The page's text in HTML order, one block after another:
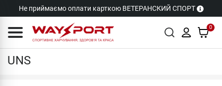
Не приймаємо оплати карткою ВЕТЕРАНСКИЙ СПОРТ
0
Бренди UNS
UNS